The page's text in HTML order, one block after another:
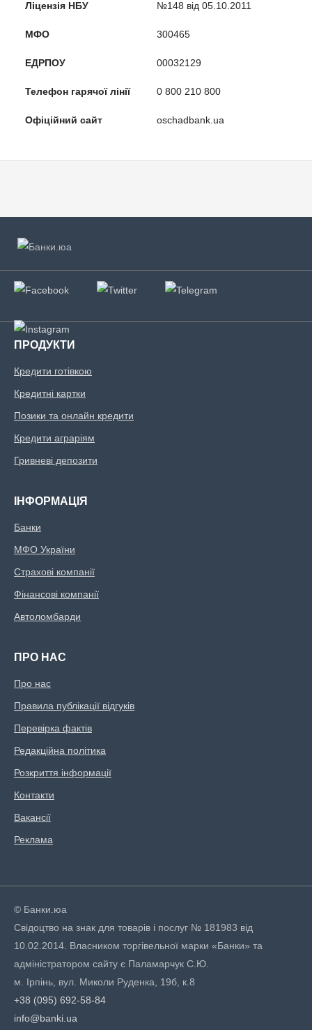
Ліцензія НБУ №148 від 05.10.2011
МФО 300465
ЕДРПОУ 00032129
Телефон гарячої лінії 0 800 210 800
Офіційний сайт oschadbank.ua
ПРОДУКТИ
Кредити готівкою
Кредитні картки
Позики та онлайн кредити
Кредити аграріям
Гривневі депозити
ІНФОРМАЦІЯ
Банки
МФО України
Страхові компанії
Фінансові компанії
Автоломбарди
ПРО НАС
Про нас
Правила публікації відгуків
Перевірка фактів
Редакційна політика
Розкриття інформації
Контакти
Вакансії
Реклама
© Банки.юа
Свідоцтво на знак для товарів і послуг № 181983 від
10.02.2014. Власником торгівельної марки «Банки» та
адміністратором сайту є Паламарчук С.Ю.
м. Ірпінь, вул. Миколи Руденка, 19б, к.8
+38 (095) 692-58-84
info@banki.ua